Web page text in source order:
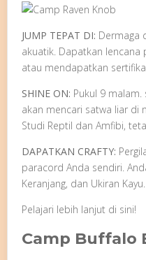
JUMP TEPAT DI: Dermaga
akuatik. Dapatkan lencana
atau mendapatkan
SHINE ON: Pukul 9
akan mencari satwa liar di
Studi Reptil dan Amfibi,
DAPATKAN CRAFTY:
paracord Anda sendiri.
Keranjang, dan Ukiran Kayu.
Pelajari lebih lanjut di sini!
Camp Buffalo